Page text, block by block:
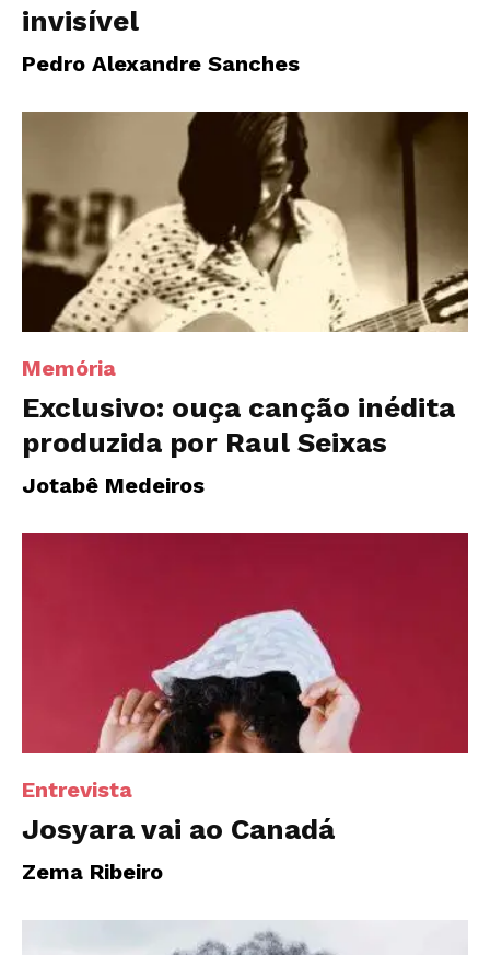
invisível
Pedro Alexandre Sanches
Memória
Exclusivo: ouça canção inédita
produzida por Raul Seixas
Jotabê Medeiros
Entrevista
Josyara vai ao Canadá
Zema Ribeiro